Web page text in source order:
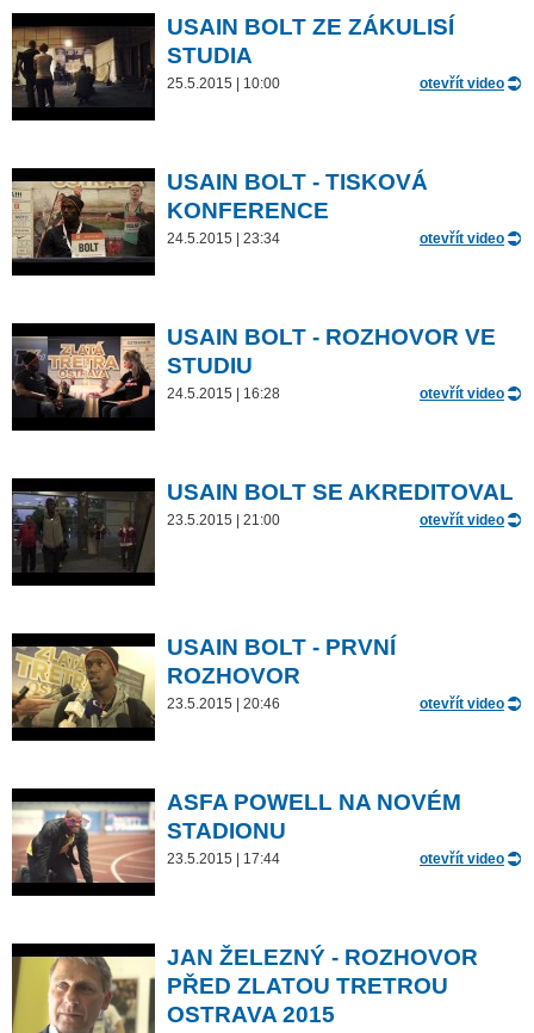
USAIN BOLT ZE ZÁKULISÍ
STUDIA
25.5.2015 | 10:00 otevřít video
USAIN BOLT - TISKOVÁ
KONFERENCE
24.5.2015 | 23:34 otevřít video
USAIN BOLT - ROZHOVOR VE
STUDIU
24.5.2015 | 16:28 otevřít video
USAIN BOLT SE AKREDITOVAL
23.5.2015 | 21:00 otevřít video
USAIN BOLT - PRVNÍ
ROZHOVOR
23.5.2015 | 20:46 otevřít video
ASFA POWELL NA NOVÉM
STADIONU
23.5.2015 | 17:44 otevřít video
JAN ŽELEZNÝ - ROZHOVOR
PŘED ZLATOU TRETROU
OSTRAVA 2015